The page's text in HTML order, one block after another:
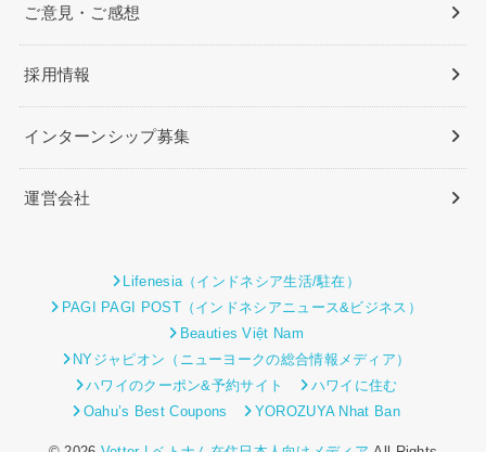
ご意見・ご感想
採用情報
インターンシップ募集
運営会社
Lifenesia（インドネシア生活/駐在）
PAGI PAGI POST（インドネシアニュース&ビジネス）
Beauties Việt Nam
NYジャピオン（ニューヨークの総合情報メディア）
ハワイのクーポン&予約サイト
ハワイに住む
Oahu’s Best Coupons
YOROZUYA Nhat Ban